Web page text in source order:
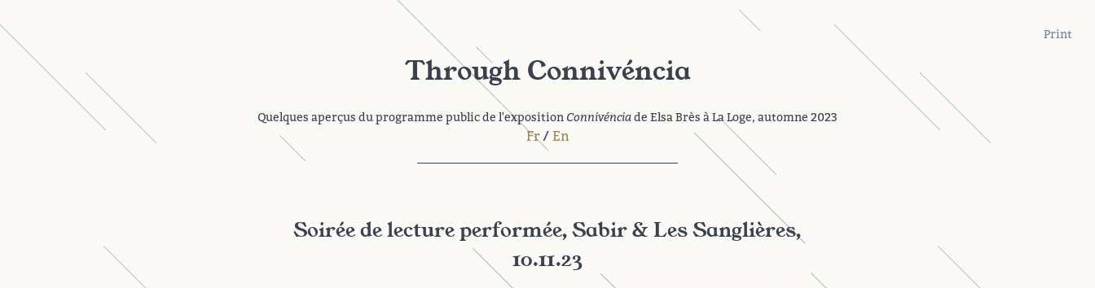
Through Connivéncia
Quelques aperçus du programme public de l'exposition Connivénciade Elsa Brès à La Loge, automne 2023
Fr/ En
Print
Soirée de lecture performée, Sabir & Les Sanglières,
10.11.23